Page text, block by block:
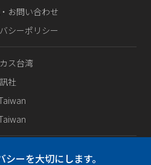
お問い合わせ
シーポリシー
ス台湾
社
ーを大切にします。